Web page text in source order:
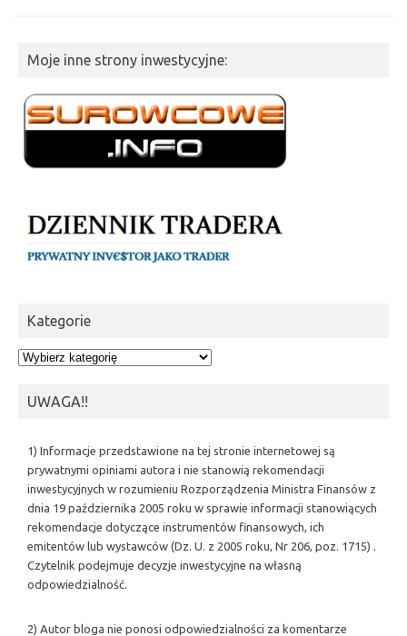
Moje inne strony inwestycyjne:
Kategorie
Kategorie
UWAGA!!
1) Informacje przedstawione na tej stronie internetowej są
prywatnymi opiniami autora i nie stanowią rekomendacji
inwestycyjnych w rozumieniu Rozporządzenia Ministra Finansów z
dnia 19 października 2005 roku w sprawie informacji stanowiących
rekomendacje dotyczące instrumentów finansowych, ich
emitentów lub wystawców (Dz. U. z 2005 roku, Nr 206, poz. 1715) .
Czytelnik podejmuje decyzje inwestycyjne na własną
odpowiedzialność.
2) Autor bloga nie ponosi odpowiedzialności za komentarze